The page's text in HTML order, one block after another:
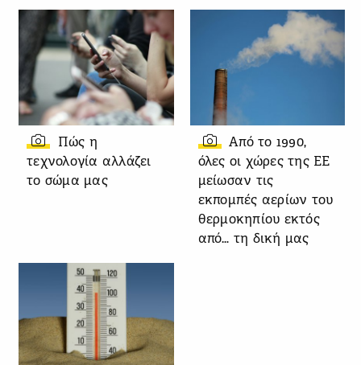
Πώς η
τεχνολογία αλλάζει
το σώμα μας
Από το 1990,
όλες οι χώρες της ΕΕ
μείωσαν τις
εκπομπές αερίων του
θερμοκηπίου εκτός
από… τη δική μας